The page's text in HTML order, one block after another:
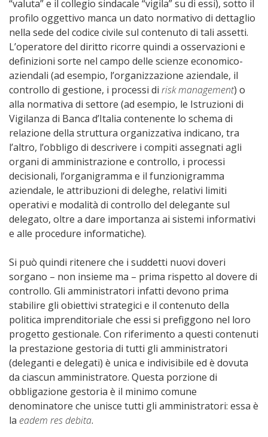
“valuta” e il collegio sindacale “vigila” su di essi), sotto il
profilo oggettivo manca un dato normativo di dettaglio
nella sede del codice civile sul contenuto di tali assetti.
L’operatore del diritto ricorre quindi a osservazioni e
definizioni sorte nel campo delle scienze economico-
aziendali (ad esempio, l’organizzazione aziendale, il
controllo di gestione, i processi di risk management) o
alla normativa di settore (ad esempio, le Istruzioni di
Vigilanza di Banca d’Italia contenente lo schema di
relazione della struttura organizzativa indicano, tra
l’altro, l’obbligo di descrivere i compiti assegnati agli
organi di amministrazione e controllo, i processi
decisionali, l’organigramma e il funzionigramma
aziendale, le attribuzioni di deleghe, relativi limiti
operativi e modalità di controllo del delegante sul
delegato, oltre a dare importanza ai sistemi informativi
e alle procedure informatiche).
Si può quindi ritenere che i suddetti nuovi doveri
sorgano – non insieme ma – prima rispetto al dovere di
controllo. Gli amministratori infatti devono prima
stabilire gli obiettivi strategici e il contenuto della
politica imprenditoriale che essi si prefiggono nel loro
progetto gestionale. Con riferimento a questi contenuti
la prestazione gestoria di tutti gli amministratori
(deleganti e delegati) è unica e indivisibile ed è dovuta
da ciascun amministratore. Questa porzione di
obbligazione gestoria è il minimo comune
denominatore che unisce tutti gli amministratori: essa è
la eadem res debita.